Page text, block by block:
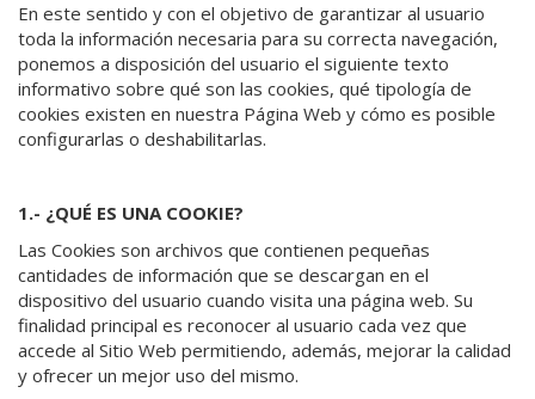
En este sentido y con el objetivo de garantizar al usuario
toda la información necesaria para su correcta navegación,
ponemos a disposición del usuario el siguiente texto
informativo sobre qué son las cookies, qué tipología de
cookies existen en nuestra Página Web y cómo es posible
configurarlas o deshabilitarlas.
1.- ¿QUÉ ES UNA COOKIE?
Las Cookies son archivos que contienen pequeñas
cantidades de información que se descargan en el
dispositivo del usuario cuando visita una página web. Su
finalidad principal es reconocer al usuario cada vez que
accede al Sitio Web permitiendo, además, mejorar la calidad
y ofrecer un mejor uso del mismo.